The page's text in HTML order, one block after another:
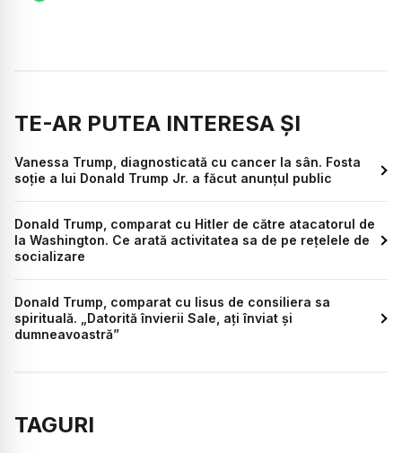
TE-AR PUTEA INTERESA ȘI
Vanessa Trump, diagnosticată cu cancer la sân. Fosta
soție a lui Donald Trump Jr. a făcut anunțul public
Donald Trump, comparat cu Hitler de către atacatorul de
la Washington. Ce arată activitatea sa de pe rețelele de
socializare
Donald Trump, comparat cu Iisus de consiliera sa
spirituală. „Datorită învierii Sale, ați înviat și
dumneavoastră”
TAGURI